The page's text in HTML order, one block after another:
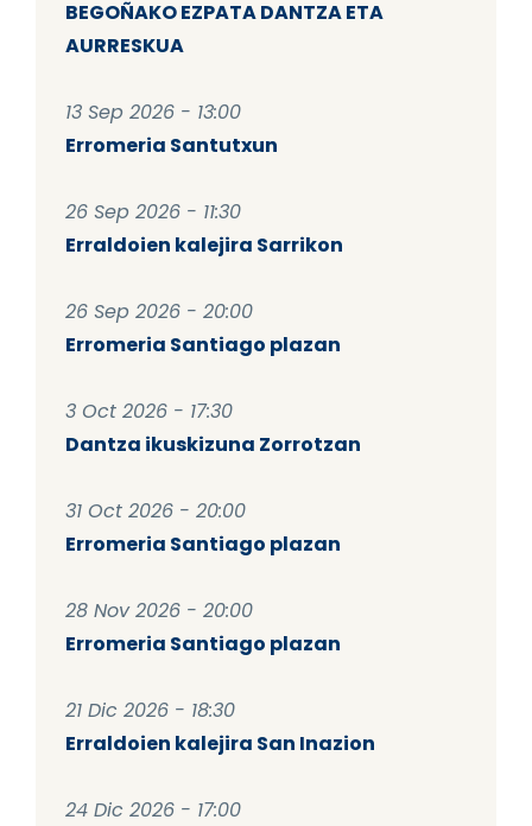
BEGOÑAKO EZPATA DANTZA ETA
AURRESKUA
13 Sep 2026 - 13:00
Erromeria Santutxun
26 Sep 2026 - 11:30
Erraldoien kalejira Sarrikon
26 Sep 2026 - 20:00
Erromeria Santiago plazan
3 Oct 2026 - 17:30
Dantza ikuskizuna Zorrotzan
31 Oct 2026 - 20:00
Erromeria Santiago plazan
28 Nov 2026 - 20:00
Erromeria Santiago plazan
21 Dic 2026 - 18:30
Erraldoien kalejira San Inazion
24 Dic 2026 - 17:00